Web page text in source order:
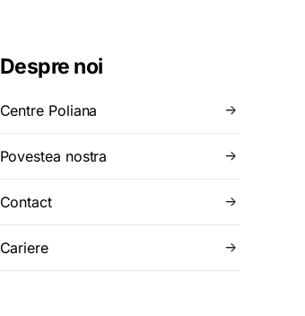
Despre noi
Centre Poliana
Povestea nostra
Contact
Cariere